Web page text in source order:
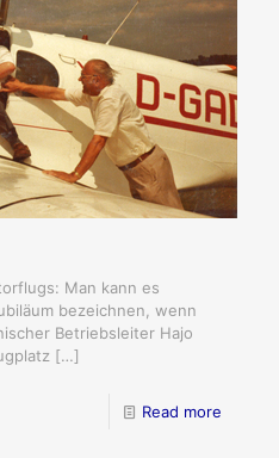
Man kann es
bezeichnen, wenn
Betriebsleiter Hajo
[…]
Read more